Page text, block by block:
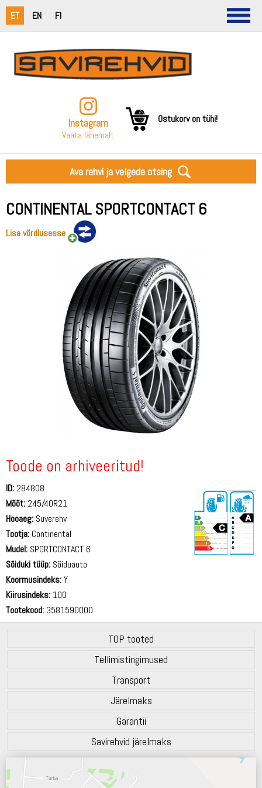
ET EN FI
Instagram
Vaata lähemalt
Ostukorv on tühi!
Ava rehvi ja velgede otsing
CONTINENTAL SPORTCONTACT 6
Lisa võrdlusesse
Toode on arhiveeritud!
ID: 284808
Mõõt: 245/40R21
Hooaeg: Suverehv
Tootja: Continental
Mudel: SPORTCONTACT 6
Sõiduki tüüp: Sõiduauto
Koormusindeks:Y
Kiirusindeks: 100
Tootekood: 3581590000
TOP tooted
Tellimistingimused
Transport
Järelmaks
Garantii
Savirehvid järelmaks